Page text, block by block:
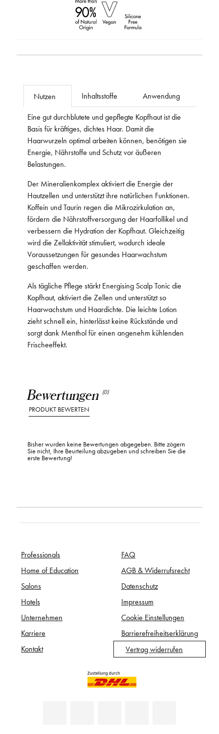
Bewertungen (0)
PRODUKT BEWERTEN
Bisher wurden keine Bewertungen abgegeben. Bitte zögern
Sie nicht, Ihre Beurteilung abzugeben und schreiben Sie die
erste Bewertung!
Nutzen Inhaltsstoffe Anwendung
Eine gut durchblutete und gepflegte Kopfhaut ist die
Basis für kräftiges, dichtes Haar. Damit die
Haarwurzeln optimal arbeiten können, benötigen sie
Energie, Nährstoffe und Schutz vor äußeren
Belastungen.
Der Mineralienkomplex aktiviert die Energie der
Hautzellen und unterstützt ihre natürlichen Funktionen.
Koffein und Taurin regen die Mikrozirkulation an,
fördern die Nährstoffversorgung der Haarfollikel und
verbessern die Hydration der Kopfhaut. Gleichzeitig
wird die Zellaktivität stimuliert, wodurch ideale
Voraussetzungen für gesundes Haarwachstum
geschaffen werden.
Als tägliche Pflege stärkt Energising Scalp Tonic die
Kopfhaut, aktiviert die Zellen und unterstützt so
Haarwachstum und Haardichte. Die leichte Lotion
zieht schnell ein, hinterlässt keine Rückstände und
sorgt dank Menthol für einen angenehm kühlenden
Frischeeffekt.
Professionals
Home of Education
Salons
Hotels
Unternehmen
Karriere
Kontakt
FAQ
AGB & Widerrufsrecht
Datenschutz
Impressum
Cookie Einstellungen
Barrierefreiheitserklärung
Vertrag widerrufen